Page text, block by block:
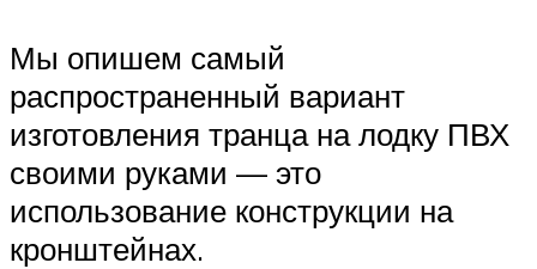
Мы опишем самый
распространенный вариант
изготовления транца на лодку ПВХ
своими руками — это
использование конструкции на
кронштейнах.